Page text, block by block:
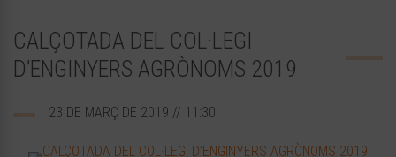
CALÇOTADA DEL COL·LEGI
D’ENGINYERS AGRÒNOMS 2019
23 DE MARÇ DE 2019 // 11:30